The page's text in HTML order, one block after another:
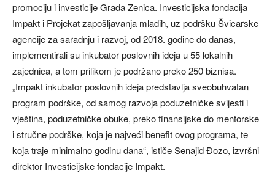
promociju i investicije Grada Zenica. Investicijska fondacija
Impakt i Projekat zapošljavanja mladih, uz podršku Švicarske
agencije za saradnju i razvoj, od 2018. godine do danas,
implementirali su inkubator poslovnih ideja u 55 lokalnih
zajednica, a tom prilikom je podržano preko 250 biznisa.
„Impakt inkubator poslovnih ideja predstavlja sveobuhvatan
program podrške, od samog razvoja poduzetničke svijesti i
vještina, poduzetničke obuke, preko finansijske do mentorske
i stručne podrške, koja je najveći benefit ovog programa, te
koja traje minimalno godinu dana“, ističe Senajid Đozo, izvršni
direktor Investicijske fondacije Impakt.